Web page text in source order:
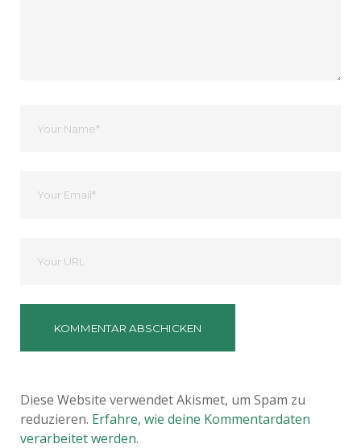
Name
Email
Website
Diese Website verwendet Akismet, um Spam zu
reduzieren. Erfahre, wie deine Kommentardaten
verarbeitet werden.